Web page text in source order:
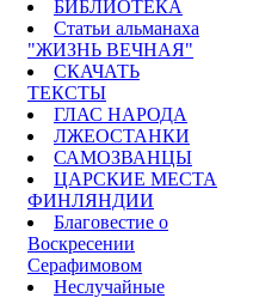
БИБЛИОТЕКА
Статьи альманаха
"ЖИЗНЬ ВЕЧНАЯ"
СКАЧАТЬ
ТЕКСТЫ
ГЛАС НАРОДА
ЛЖЕОСТАНКИ
САМОЗВАНЦЫ
ЦАРСКИЕ МЕСТА
ФИНЛЯНДИИ
Благовестие о
Воскресении
Серафимовом
Неслучайные